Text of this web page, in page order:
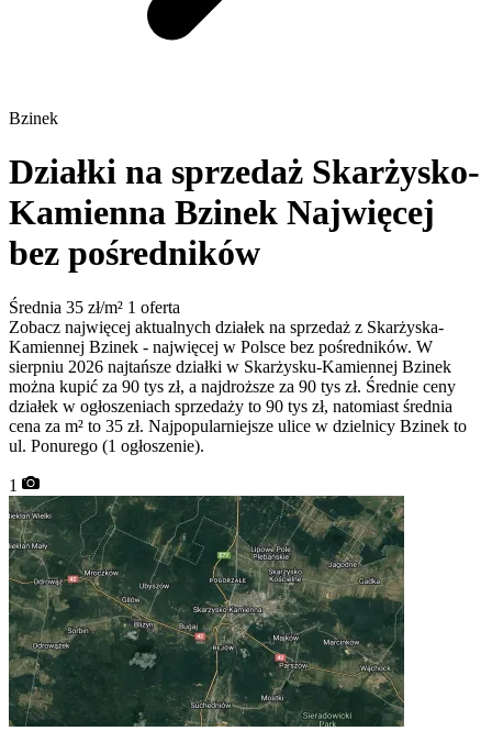
Bzinek
Działki na sprzedaż Skarżysko-
Kamienna Bzinek Najwięcej
bez pośredników
Średnia 35 zł/m² 1 oferta
Zobacz najwięcej aktualnych działek na sprzedaż z Skarżyska-
Kamiennej Bzinek - najwięcej w Polsce bez pośredników. W
sierpniu 2026 najtańsze działki w Skarżysku-Kamiennej Bzinek
można kupić za 90 tys zł, a najdroższe za 90 tys zł. Średnie ceny
działek w ogłoszeniach sprzedaży to 90 tys zł, natomiast średnia
cena za m² to 35 zł. Najpopularniejsze ulice w dzielnicy Bzinek to
ul. Ponurego (1 ogłoszenie).
1